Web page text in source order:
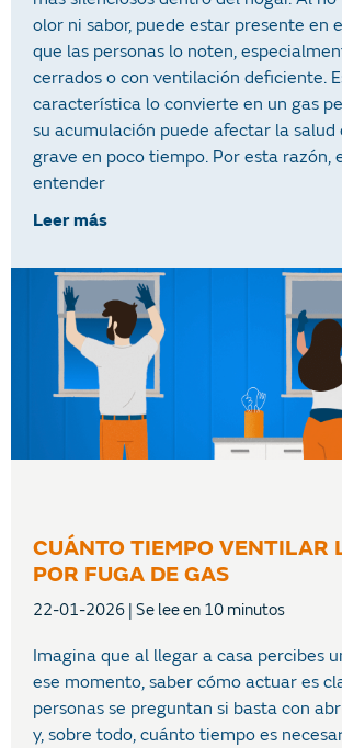
olor ni sabor, puede estar presente en
que las personas lo noten,
cerrados o con ventilación deficiente.
característica lo convierte en un gas
su acumulación puede afectar la salud
grave en poco tiempo. Por esta razón,
entender
Leer más
CUÁNTO TIEMPO VENTILAR
POR FUGA DE GAS
22-01-2026
Imagina que al llegar a casa percibes
ese momento, saber cómo actuar es
personas se preguntan si basta con
y, sobre todo, cuánto tiempo es